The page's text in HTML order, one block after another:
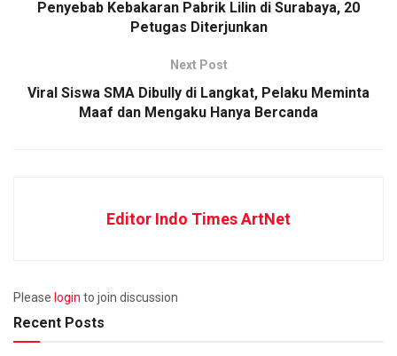
Penyebab Kebakaran Pabrik Lilin di Surabaya, 20
Petugas Diterjunkan
Next Post
Viral Siswa SMA Dibully di Langkat, Pelaku Meminta
Maaf dan Mengaku Hanya Bercanda
Editor Indo Times ArtNet
Please login to join discussion
Recent Posts